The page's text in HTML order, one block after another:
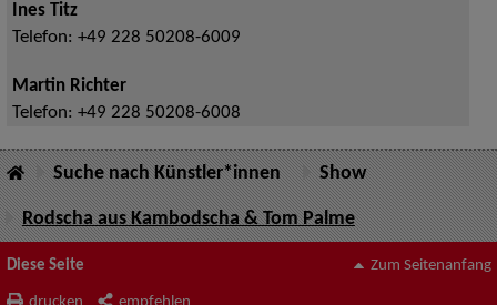
Ines Titz
Telefon: +49 228 50208-6009
Martin Richter
Telefon: +49 228 50208-6008
Suche nach Künstler*innen Show
Rodscha aus Kambodscha & Tom Palme
Diese Seite Zum Seitenanfang